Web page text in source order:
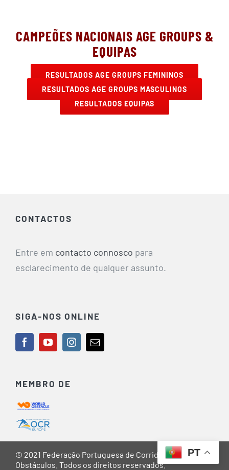
CAMPEÕES NACIONAIS AGE GROUPS &
EQUIPAS
RESULTADOS AGE GROUPS FEMININOS
RESULTADOS AGE GROUPS MASCULINOS
RESULTADOS EQUIPAS
CONTACTOS
Entre em contacto connosco para
esclarecimento de qualquer assunto.
SIGA-NOS ONLINE
MEMBRO DE
© 2021 Federação Portuguesa de Corridas de
Obstáculos. Todos os direitos reservados.
PT